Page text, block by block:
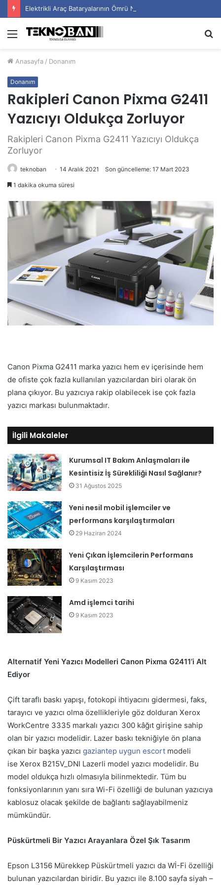
Elektrikli Araç Bataryalarının Ömrü Nasıl Uzatılır?
Menü
Anasayfa / Donanım
Donanım
Rakipleri Canon Pixma G2411
Yazıcıyı Oldukça Zorluyor
Rakipleri Canon Pixma G2411 Yazıcıyı Oldukça
Zorluyor
teknoban 14 Aralık 2021 Son güncelleme: 17 Mart 2023
1 dakika okuma süresi
Canon Pixma G2411 marka yazıcı hem ev içerisinde hem
de ofiste çok fazla kullanılan yazıcılardan biri olarak ön
plana çıkıyor. Bu yazıcıya rakip olabilecek ise çok fazla
yazıcı markası bulunmaktadır.
İlgili Makaleler
Kurumsal IT Bakım Anlaşmaları ile
Kesintisiz İş Sürekliliği Nasıl Sağlanır?
31 Ağustos 2025
Yeni nesil mobil işlemciler ve
performans karşılaştırmaları
29 Haziran 2024
Yeni Çıkan İşlemcilerin Performans
Karşılaştırması
9 Kasım 2023
Amd işlemci tarihi
9 Kasım 2023
Alternatif Yeni Yazıcı Modelleri Canon Pixma G2411’i Alt
Ediyor
Çift taraflı baskı yapışı, fotokopi ihtiyacını gidermesi, faks,
tarayıcı ve yazıcı olma özellikleriyle göz dolduran Xerox
WorkCentre 3335 markalı yazıcı 300 kâğıt girişine sahip
olan bir yazıcı modelidir. Lazer baskı tekniğiyle ön plana
çıkan bir başka yazıcı gaziantep uygun escort modeli
ise Xerox B215V_DNI Lazerli model yazıcı modelidir. Bu
model oldukça hızlı olmasıyla bilinmektedir. Tüm bu
fonksiyonlarının yanı sıra Wi-Fi özelliği de bulunan yazıcıya
kablosuz olacak şekilde de bağlantı sağlayabilmeniz
mümkündür.
Püskürtmeli Bir Yazıcı Arayanlara Özel Şık Tasarım
Epson L3156 Mürekkep Püskürtmeli yazıcı da Wİ-Fi özelliği
bulunan yazıcılardan biridir. Bu yazıcı ile 8.100 sayfa siyah –